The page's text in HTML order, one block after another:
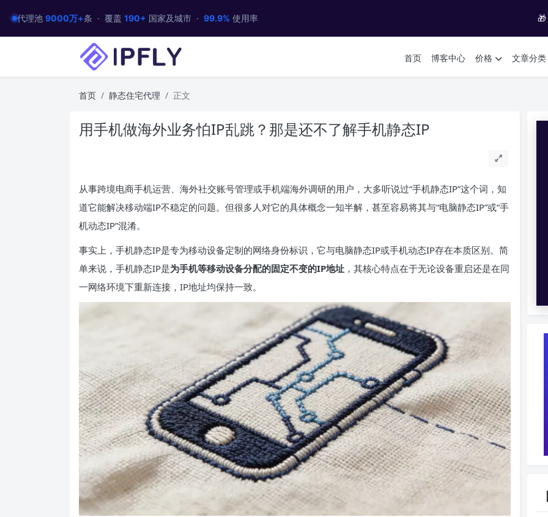
代理池 9000万+条 · 覆盖 190+ 国家及城市 · 99.9% 使用率 🎁
首页 博客中心 价格 文章分类
首页 静态住宅代理 正文
用手机做海外业务怕IP乱跳？那是还不了解手机静态IP
从事跨境电商手机运营、海外社交账号管理或手机端海外调研的用户，大多听说过“手机静态IP”这个词，知
道它能解决移动端IP不稳定的问题。但很多人对它的具体概念一知半解，甚至容易将其与“电脑静态IP”或“手
机动态IP”混淆。
事实上，手机静态IP是专为移动设备定制的网络身份标识，它与电脑静态IP或手机动态IP存在本质区别。简
单来说，手机静态IP是为手机等移动设备分配的固定不变的IP地址 ，其核心特点在于无论设备重启还是在同
一网络环境下重新连接，IP地址均保持一致。